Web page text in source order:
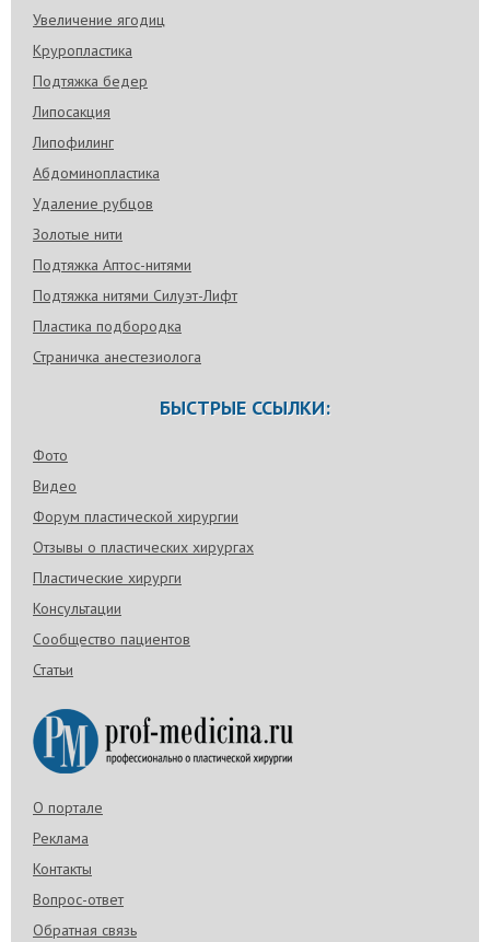
Увеличение ягодиц
Круропластика
Подтяжка бедер
Липосакция
Липофилинг
Абдоминопластика
Удаление рубцов
Золотые нити
Подтяжка Аптос-нитями
Подтяжка нитями Силуэт-Лифт
Пластика подбородка
Страничка анестезиолога
БЫСТРЫЕ ССЫЛКИ:
Фото
Видео
Форум пластической хирургии
Отзывы о пластических хирургах
Пластические хирурги
Консультации
Сообщество пациентов
Статьи
О портале
Реклама
Контакты
Вопрос-ответ
Обратная связь